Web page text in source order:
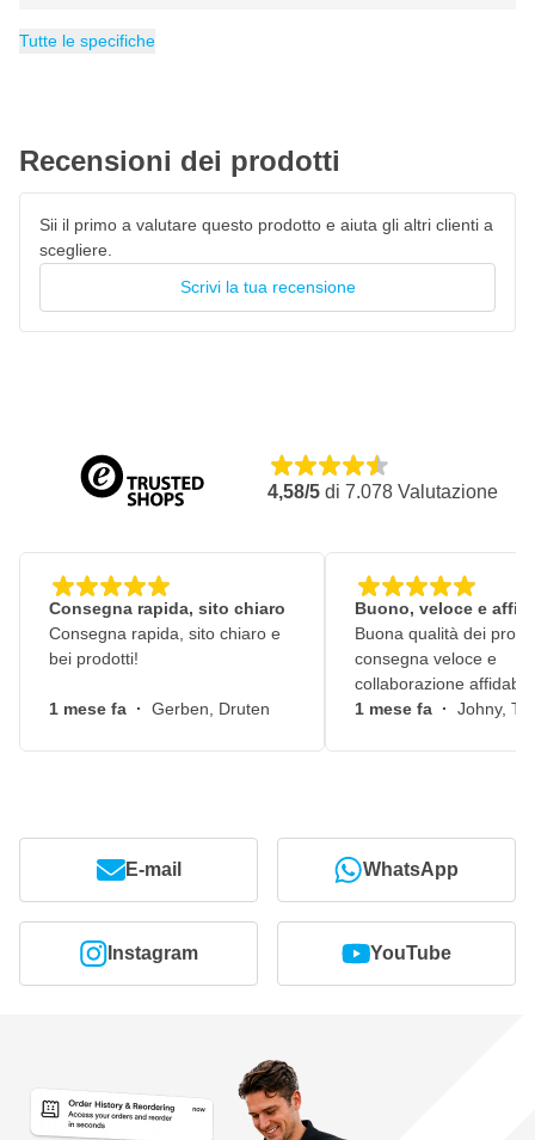
Altezza minima
Peso 28.5 kg
Altezza massima
Categoria
Tutte le specifiche
Recensioni dei prodotti
Sii il primo a valutare questo prodotto e aiuta gli altri clienti a
scegliere.
Scrivi la tua recensione
4,58/5 di 7.078 Valutazione
Consegna rapida, sito chiaro
Consegna rapida, sito chiaro e
bei prodotti!
1 mese fa · Gerben, Druten
Buono, veloce e
Buona qualità dei
consegna veloce e
collaborazione
1 mese fa · Johny,
E-mail WhatsApp
Instagram YouTube